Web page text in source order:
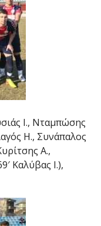
Ι., Νταμπώσης
Η., Συνάπαλος
Α.,
Καλύβας Ι.),